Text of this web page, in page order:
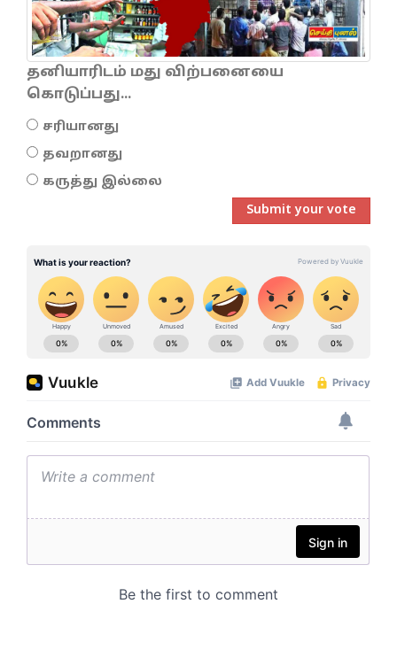
தனியாரிடம் மது விற்பனையை
கொடுப்பது...
சரியானது
தவறானது
கருத்து இல்லை
Submit your vote